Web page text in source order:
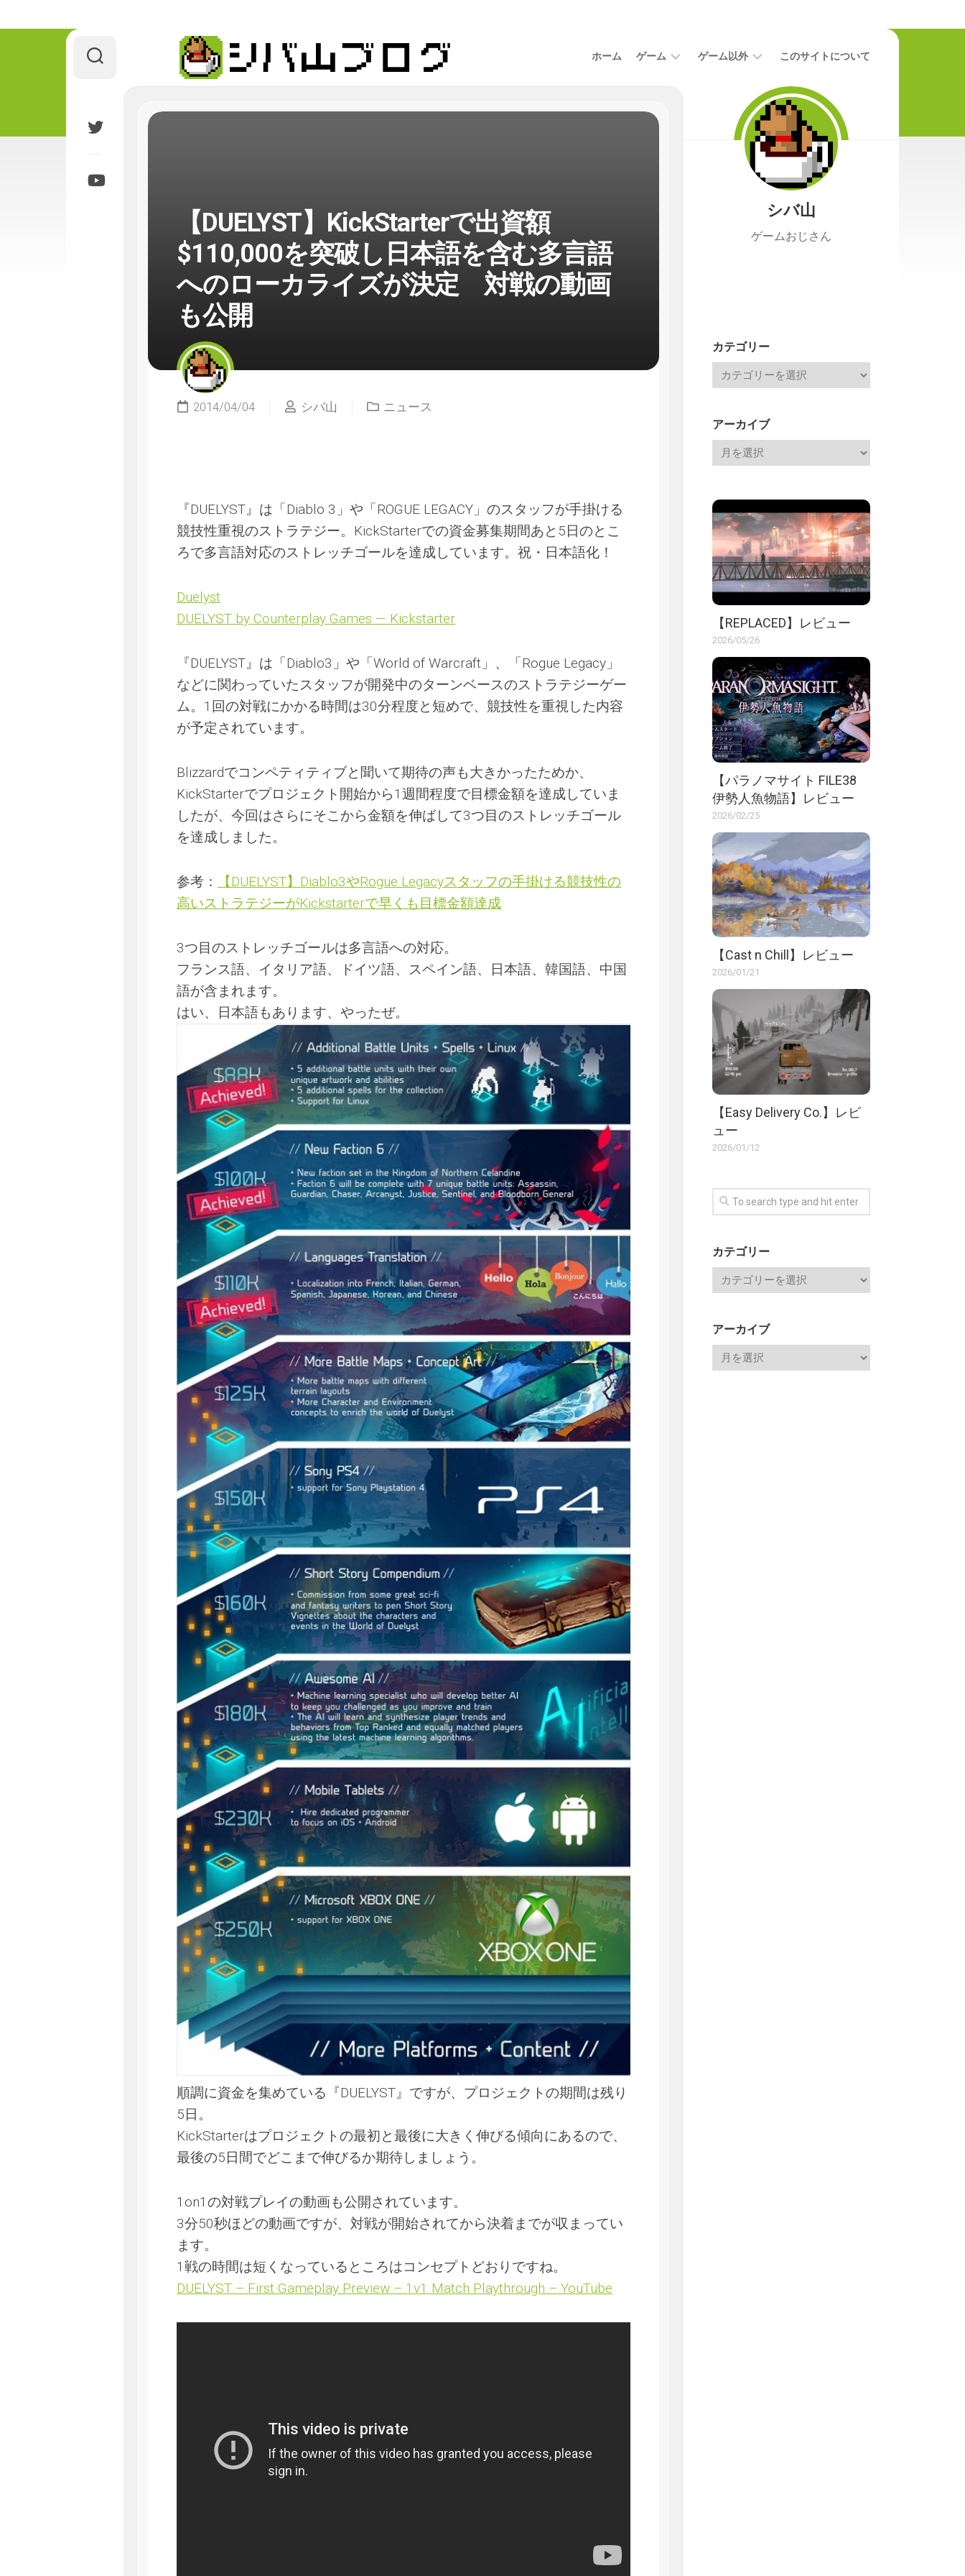
ホーム ゲーム
ビ
ゲーム以外 このサイトについて
【DUELYST】KickStarterで出資額
$110,000を突破し日本語を含む多言語
へのローカライズが決定 対戦の動画
も公開
2014/04/04 シバ山 ニュース
『DUELYST』は「Diablo 3」や「ROGUE LEGACY」のスタッフが手掛ける
競技性重視のストラテジー。KickStarterでの資金募集期間あと5日のとこ
ろで多言語対応のストレッチゴールを達成しています。祝・日本語化！
Duelyst
DUELYST by Counterplay Games — Kickstarter
『DUELYST』は「Diablo3」や「World of Warcraft」、「Rogue Legacy」
などに関わっていたスタッフが開発中のターンベースのストラテジーゲー
ム。1回の対戦にかかる時間は30分程度と短めで、競技性を重視した内容
が予定されています。
Blizzardでコンペティティブと聞いて期待の声も大きかったためか、
KickStarterでプロジェクト開始から1週間程度で目標金額を達成していま
したが、今回はさらにそこから金額を伸ばして3つ目のストレッチゴール
を達成しました。
参考：
【DUELYST】Diablo3やRogue Legacyスタッフの手掛ける競技性の
高いストラテジーがKickstarterで早くも目標金額達成
3つ目のストレッチゴールは多言語への対応。
フランス語、イタリア語、ドイツ語、スペイン語、日本語、韓国語、中国
語が含まれます。
はい、日本語もあります、やったぜ。
順調に資金を集めている『DUELYST』ですが、プロジェクトの期間は残り
5日。
KickStarterはプロジェクトの最初と最後に大きく伸びる傾向にあるので、
最後の5日間でどこまで伸びるか期待しましょう。
1on1の対戦プレイの動画も公開されています。
3分50秒ほどの動画ですが、対戦が開始されてから決着までが収まってい
ます。
1戦の時間は短くなっているところはコンセプトどおりですね。
DUELYST – First Gameplay Preview – 1v1 Match Playthrough – YouTube
シバ山
ゲームおじさん
カテゴリー
アーカイブ
【REPLACED】レビュー
2026/05/26
【パラノマサイト FILE38
伊勢人魚物語】レビュー
2026/02/25
【Cast n Chill】レビュー
2026/01/21
【Easy Delivery Co.】レビ
ュー
2026/01/12
カテゴリー
アーカイブ